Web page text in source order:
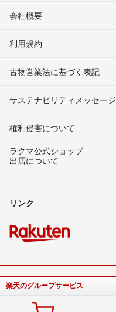
会社概要
利用規約
古物営業法に基づく表記
サステナビリティメッセージ
権利侵害について
ラクマ公式ショップ
出店について
リンク
楽天のグループサービス